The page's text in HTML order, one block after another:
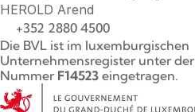
HEROLD Arend
+352 2880 4500
Die BVL ist im luxemburgischen
Unternehmensregister unter der
Nummer F14523 eingetragen.